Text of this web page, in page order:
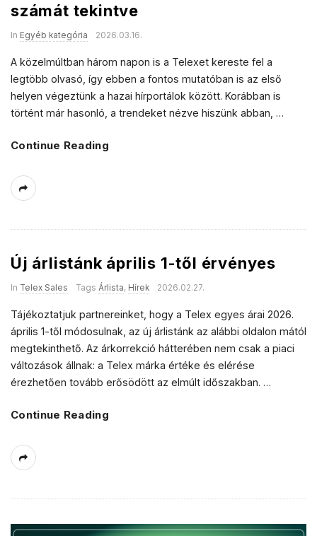
számát tekintve
In Egyéb kategória 2026.03.16.
A közelmúltban három napon is a Telexet kereste fel a
legtöbb olvasó, így ebben a fontos mutatóban is az első
helyen végeztünk a hazai hírportálok között. Korábban is
történt már hasonló, a trendeket nézve hiszünk abban, …
Continue Reading
Új árlistánk április 1-től érvényes
In Telex Sales Tags Árlista, Hírek 2026.02.27.
Tájékoztatjuk partnereinket, hogy a Telex egyes árai 2026.
április 1-től módosulnak, az új árlistánk az alábbi oldalon mától
megtekinthető. Az árkorrekció hátterében nem csak a piaci
változások állnak: a Telex márka értéke és elérése
érezhetően tovább erősödött az elmúlt időszakban. …
Continue Reading